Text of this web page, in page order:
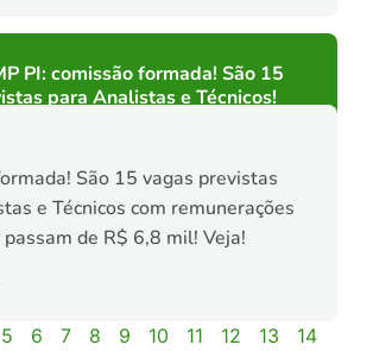
PI: comissão formada! São 15
para Analistas e Técnicos!
São 15 vagas previstas
e Técnicos com remunerações
de R$ 6,8 mil! Veja!
5 6 7 8 9 10 11 12 13
14